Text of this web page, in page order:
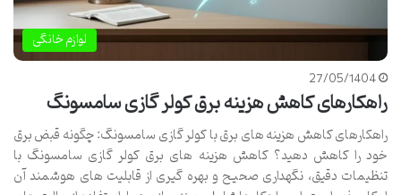
لوازم خانگی
27/05/1404
راهکارهای کاهش هزینه برق کولر گازی سامسونگ
راهکارهای کاهش هزینه های برق با کولر گازی سامسونگ: چگونه قبض برق
خود را کاهش دهید؟ کاهش هزینه های برق کولر گازی سامسونگ با
تنظیمات دقیق، نگهداری صحیح و بهره گیری از قابلیت های هوشمند آن